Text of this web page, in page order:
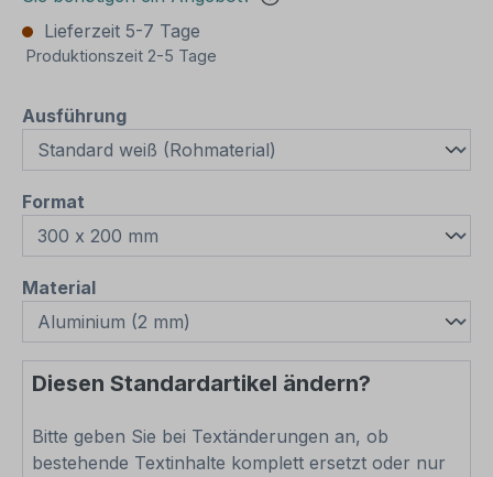
Lieferzeit 5-7 Tage
Produktionszeit 2-5 Tage
Ausführungauswählen
Format
Materialauswählen
Diesen Standardartikel ändern?
Bitte geben Sie bei Textänderungen an, ob
bestehende Textinhalte komplett ersetzt oder nur